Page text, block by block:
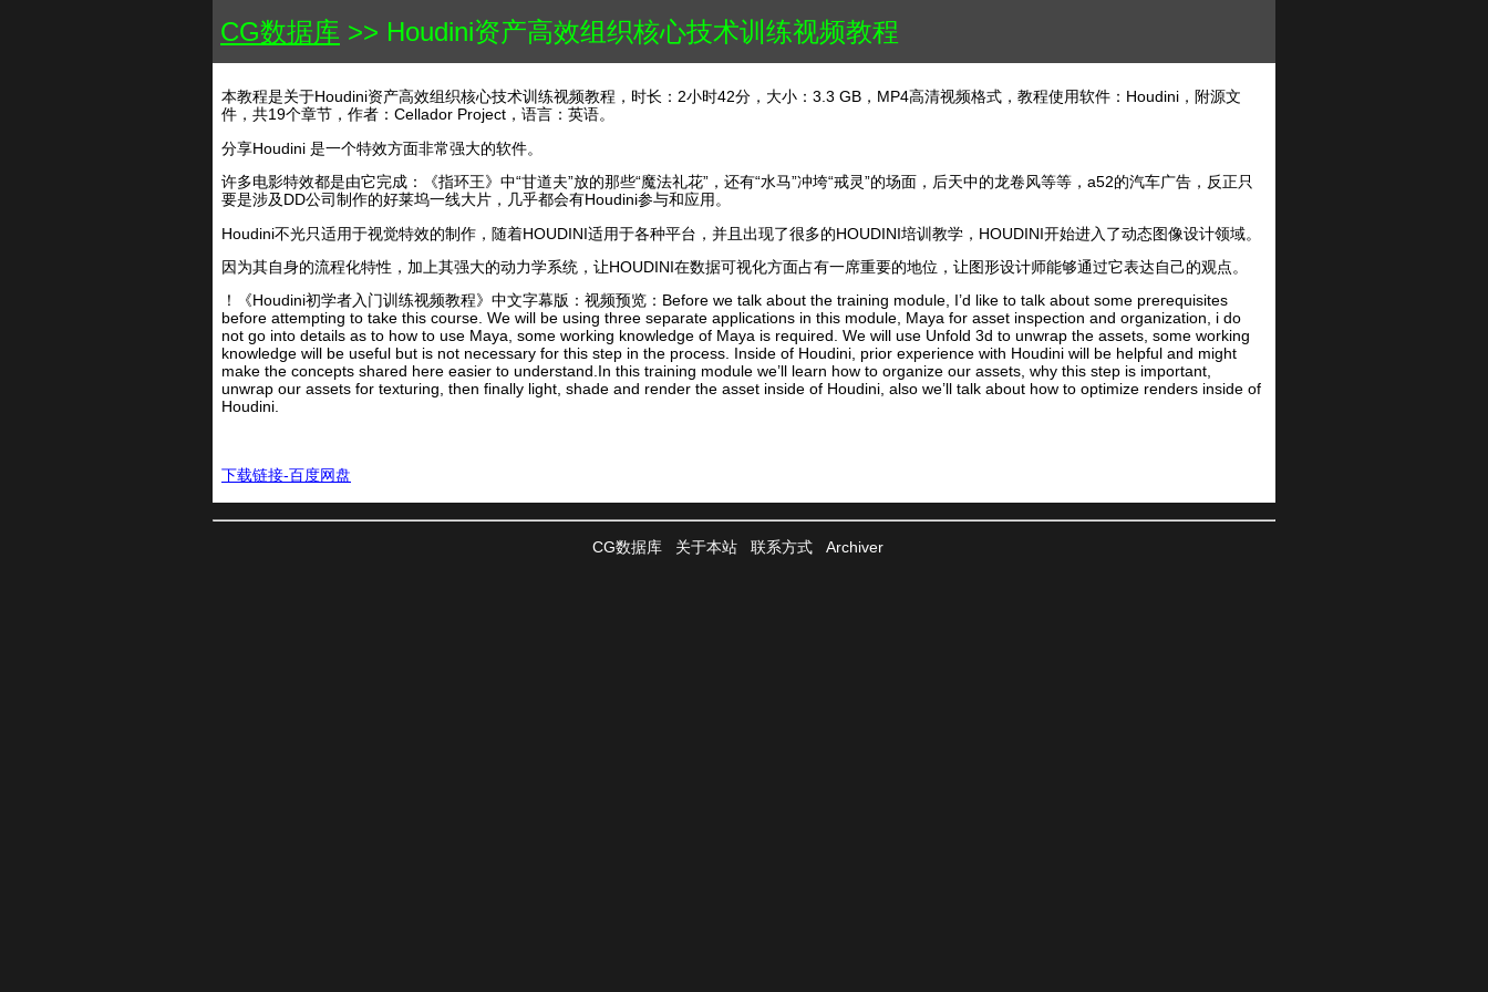
CG数据库 >> Houdini资产高效组织核心技术训练视频教程
本教程是关于Houdini资产高效组织核心技术训练视频教程，时长：2小时42分，大小：3.3 GB，MP4高清视频格式，教程使用软件：Houdini，附源文
件，共19个章节，作者：Cellador Project，语言：英语。
分享Houdini 是一个特效方面非常强大的软件。
许多电影特效都是由它完成：《指环王》中“甘道夫”放的那些“魔法礼花”，还有“水马”冲垮“戒灵”的场面，后天中的龙卷风等等，a52的汽车广告，反正只
要是涉及DD公司制作的好莱坞一线大片，几乎都会有Houdini参与和应用。
Houdini不光只适用于视觉特效的制作，随着HOUDINI适用于各种平台，并且出现了很多的HOUDINI培训教学，HOUDINI开始进入了动态图像设计领域。
因为其自身的流程化特性，加上其强大的动力学系统，让HOUDINI在数据可视化方面占有一席重要的地位，让图形设计师能够通过它表达自己的观点。
！《Houdini初学者入门训练视频教程》中文字幕版：视频预览：Before we talk about the training module, I’d like to talk about some prerequisites
before attempting to take this course. We will be using three separate applications in this module, Maya for asset inspection and organization, i do
not go into details as to how to use Maya, some working knowledge of Maya is required. We will use Unfold 3d to unwrap the assets, some working
knowledge will be useful but is not necessary for this step in the process. Inside of Houdini, prior experience with Houdini will be helpful and might
make the concepts shared here easier to understand.In this training module we’ll learn how to organize our assets, why this step is important,
unwrap our assets for texturing, then finally light, shade and render the asset inside of Houdini, also we’ll talk about how to optimize renders inside of
Houdini.
下载链接-百度网盘
CG数据库 关于本站 联系方式 Archiver